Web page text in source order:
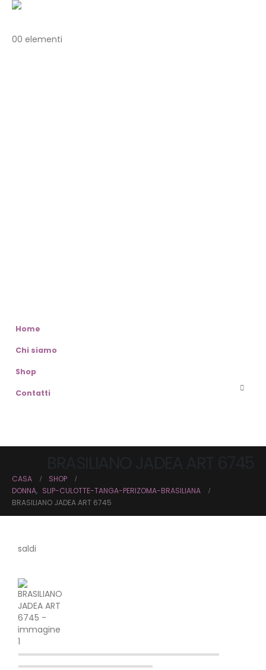
00 elementi
Home
Chi siamo
Shop
Contatti
CASA
SHOP
DONNA, SLIP-CULOTTE-TANGA-PERIZOMA-BRASILIANA
BRASILIANO JADEA ART 6745
saldi